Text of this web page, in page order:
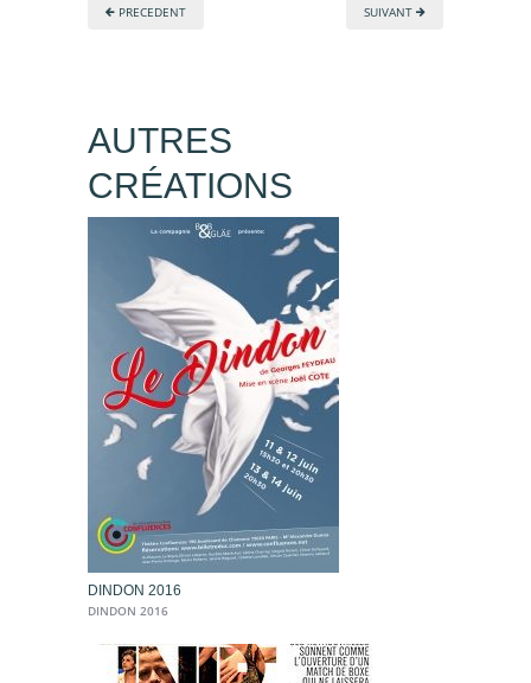
CONTACTEZ-NOUS
PRECEDENT SUIVANT
AUTRES
CRÉATIONS
DINDON 2016
DINDON 2016